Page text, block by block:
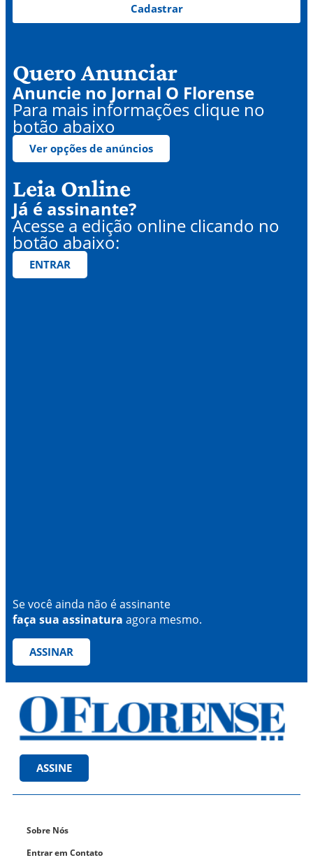
Cadastrar
Quero Anunciar
Anuncie no Jornal O Florense
Para mais informações clique no
botão abaixo
Ver opções de anúncios
Leia Online
Já é assinante?
Acesse a edição online clicando no
botão abaixo:
ENTRAR
Se você ainda não é assinante
faça sua assinatura agora mesmo.
ASSINAR
ASSINE
Sobre Nós
Entrar em Contato